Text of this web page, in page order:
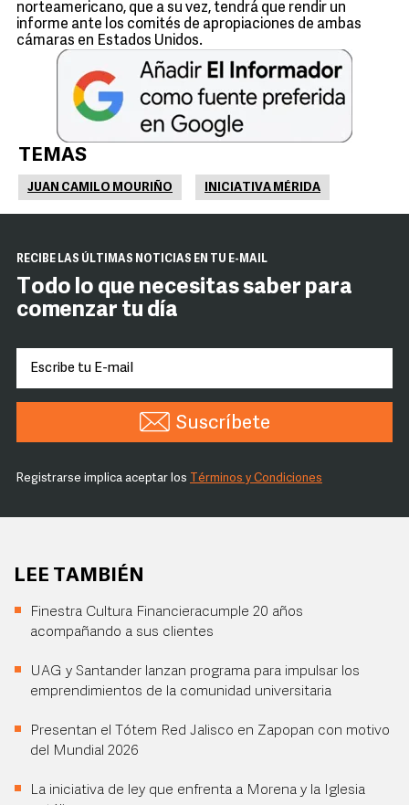
norteamericano, que a su vez, tendrá que rendir un
informe ante los comités de apropiaciones de ambas
cámaras en Estados Unidos.
TEMAS
JUAN CAMILO MOURIÑO INICIATIVA MÉRIDA
RECIBE LAS ÚLTIMAS NOTICIAS EN TU E-MAIL
Todo lo que necesitas saber para
comenzar tu día
Suscríbete
Registrarse implica aceptar los Términos y Condiciones
LEE TAMBIÉN
Finestra Cultura Financieracumple 20 años
acompañando a sus clientes
UAG y Santander lanzan programa para impulsar los
emprendimientos de la comunidad universitaria
Presentan el Tótem Red Jalisco en Zapopan con motivo
del Mundial 2026
La iniciativa de ley que enfrenta a Morena y la Iglesia